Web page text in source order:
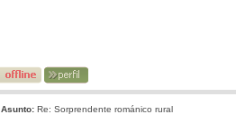
Asunto: Re: Sorprendente románico rural